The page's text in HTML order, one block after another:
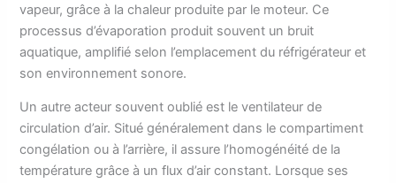
vapeur, grâce à la chaleur produite par le moteur. Ce
processus d’évaporation produit souvent un bruit
aquatique, amplifié selon l’emplacement du réfrigérateur et
son environnement sonore.
Un autre acteur souvent oublié est le ventilateur de
circulation d’air. Situé généralement dans le compartiment
congélation ou à l’arrière, il assure l’homogénéité de la
température grâce à un flux d’air constant. Lorsque ses